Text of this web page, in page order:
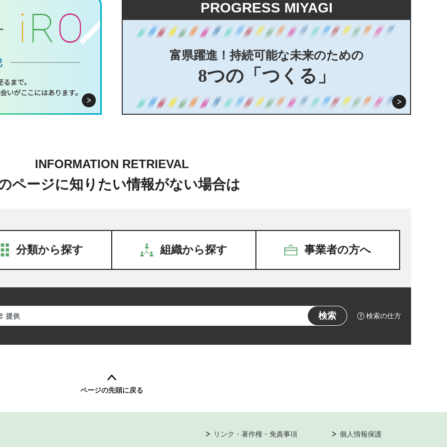
PROGRESS MIYAGI
富県躍進！持続可能な未来のための
8つの「つくる」
INFORMATION RETRIEVAL
ページに知りたい情報がない場合は
分類から探す 組織から探す 事業者の方へ
検索の仕方
ページの先頭に戻る
リンク・著作権・免責事項 個人情報保護